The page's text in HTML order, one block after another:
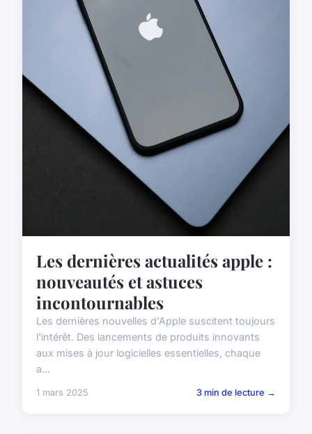
Les dernières actualités apple :
nouveautés et astuces
incontournables
Les dernières nouvelles d'Apple suscitent toujours
l'intérêt. Des lancements de produits innovants
aux mises à jour logicielles essentielles, chaque
a...
1 mars 2025 3 min de lecture →